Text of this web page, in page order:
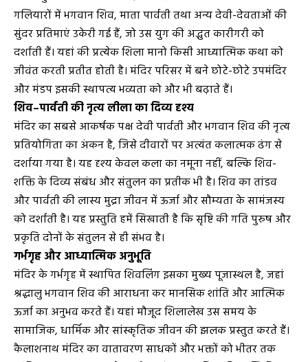
गलियारों में भगवान शिव, माता पार्वती तथा अन्य देवी-देवताओं की
सुंदर प्रतिमाएं उकेरी गई हैं, जो उस युग की अद्भुत कारीगरी को
दर्शाती हैं। यहां की प्रत्येक शिला मानो किसी आध्यात्मिक कथा को
जीवंत करती प्रतीत होती है। मंदिर परिसर में बने छोटे-छोटे उपमंदिर
और मंडप इसकी स्थापत्य भव्यता को और भी बढ़ाते हैं।
शिव–पार्वती की नृत्य लीला का दिव्य दृश्य
मंदिर का सबसे आकर्षक पक्ष देवी पार्वती और भगवान शिव की नृत्य
प्रतियोगिता का अंकन है, जिसे दीवारों पर अत्यंत कलात्मक ढंग से
दर्शाया गया है। यह दृश्य केवल कला का नमूना नहीं, बल्कि शिव-
शक्ति के दिव्य संबंध और संतुलन का प्रतीक भी है। शिव का तांडव
और पार्वती की लास्य मुद्रा जीवन में ऊर्जा और सौम्यता के सामंजस्य
को दर्शाती है। यह प्रस्तुति हमें सिखाती है कि सृष्टि की गति पुरुष और
प्रकृति दोनों के संतुलन से ही संभव है।
गर्भगृह और आध्यात्मिक अनुभूति
मंदिर के गर्भगृह में स्थापित शिवलिंग इसका मुख्य पूजास्थल है, जहां
श्रद्धालु भगवान शिव की आराधना कर मानसिक शांति और आत्मिक
ऊर्जा का अनुभव करते हैं। यहां मौजूद शिलालेख उस समय के
सामाजिक, धार्मिक और सांस्कृतिक जीवन की झलक प्रस्तुत करते हैं।
कैलाशनाथ मंदिर का वातावरण साधकों और भक्तों को भीतर तक